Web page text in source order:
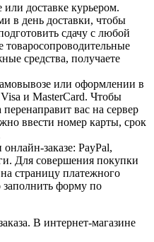
доставке курьером.
в день доставки, чтобы
сдачу с любой
средства, получаете
или оформлении в
и MasterCard. Чтобы
вас на сервер
ввести номер карты, срок
заказе: PayPal,
Для совершения покупки
страницу платежного
заполнить форму по
В интернет-магазине